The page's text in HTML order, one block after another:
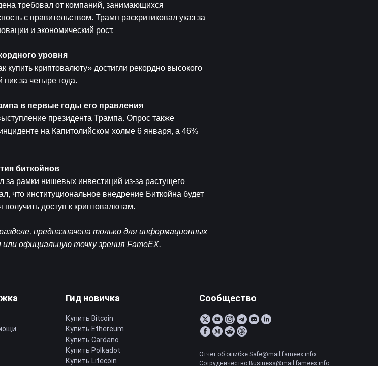
требовал от компаний, занимающихся
с правительством. Трамп раскритиковал указ за
и экономический рост.
уровня
криптовалюту» достигли рекордно высокого
за четыре года.
в первые годы его правления
президента Трампа. Опрос также
на Капитолийском холме 6 января, а 46%
биткойнов
за рамки нишевых инвестиций из-за растущего
что институциональное внедрение Биткойна будет
получить доступ к криптовалютам.
предназначена только для информационных
официальную точку зрения FameEX.
Гид новичка
Купить Bitcoin
Купить Ethereum
Купить Cardano
Купить Polkadot
Купить Litecoin
Сообщество
Отчет об ошибке:Safe@mail.fameex.info
Сотрудничество:Business@mail.fameex.info